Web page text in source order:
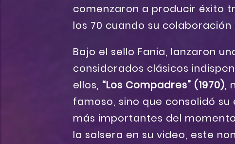
comenzaron a producir éxito
los 70 cuando su
Bajo el sello Fania, lanzaron
considerados clásicos
ellos, “Los Compadres” (1970),
famoso, sino que consolidó
más importantes del
la salsera en su video, este